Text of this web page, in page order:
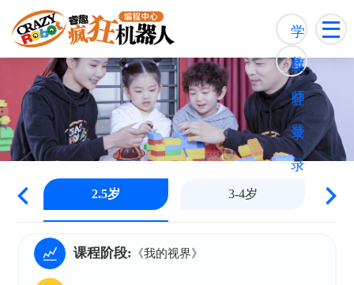
学
生
登
录
教
师
登
录
2.5岁 3-4岁
课程阶段: 《我的视界》